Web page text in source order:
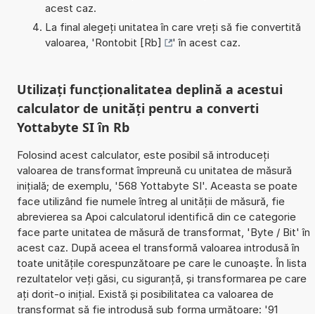
acest caz.
La final alegeți unitatea în care vreți să fie convertită
valoarea, 'Rontobit [Rb] ' în acest caz.
Utilizați funcționalitatea deplină a acestui
calculator de unități pentru a converti
Yottabyte SI în Rb
Folosind acest calculator, este posibil să introduceți
valoarea de transformat împreună cu unitatea de măsură
inițială; de exemplu, '568 Yottabyte SI'. Aceasta se poate
face utilizând fie numele întreg al unității de măsură, fie
abrevierea sa Apoi calculatorul identifică din ce categorie
face parte unitatea de măsură de transformat, 'Byte / Bit' în
acest caz. După aceea el transformă valoarea introdusă în
toate unitățile corespunzătoare pe care le cunoaște. În lista
rezultatelor veți găsi, cu siguranță, și transformarea pe care
ați dorit-o inițial. Există și posibilitatea ca valoarea de
transformat să fie introdusă sub forma următoare: '91